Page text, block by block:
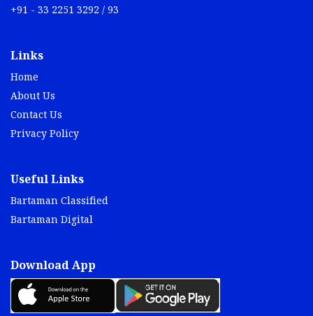
+91 - 33 2251 3292 / 93
Links
Home
About Us
Contact Us
Privacy Policy
Useful Links
Bartaman Classified
Bartaman Digital
Download App